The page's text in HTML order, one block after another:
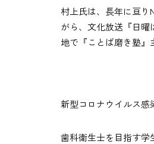
村上氏は、長年に亘り
がら、文化放送『日
地で『ことば磨き塾』
新型コロナウイルス感
歯科衛生士を目指す学